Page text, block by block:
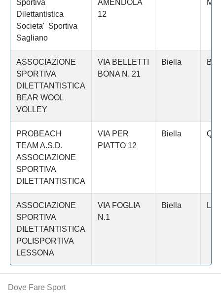
Sportiva
Dilettantistica
Societa' Sportiva
Sagliano
AMENDOLA
12
ASSOCIAZIONE
SPORTIVA
DILETTANTISTICA
BEAR WOOL
VOLLEY
VIA BELLETTI
BONA N. 21
Biella
PROBEACH
TEAM A.S.D.
ASSOCIAZIONE
SPORTIVA
DILETTANTISTICA
VIA PER
PIATTO 12
Biella
ASSOCIAZIONE
SPORTIVA
DILETTANTISTICA
POLISPORTIVA
LESSONA
VIA FOGLIA
N.1
Biella
Dove Fare Sport